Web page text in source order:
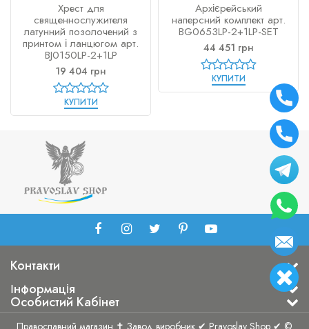
Хрест для
священнослужителя
латунний позолочений з
принтом і ланцюгом арт.
BJ0150LP-2+1LP
19 404 грн
КУПИТИ
Архієрейський
наперсний комплект арт.
BG0653LP-2+1LP-SET
44 451 грн
КУПИТИ
Контакти
Інформація
Особистий Кабінет
Православний магазин ✝ Завод виробник ✔ Pravoslav Shop ✔ ©